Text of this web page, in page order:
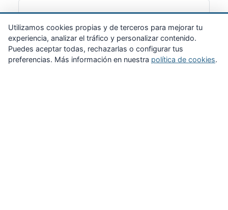
Suscribirme
Utilizamos cookies propias y de terceros para mejorar tu
experiencia, analizar el tráfico y personalizar contenido.
Puedes aceptar todas, rechazarlas o configurar tus
preferencias. Más información en nuestra política de cookies.